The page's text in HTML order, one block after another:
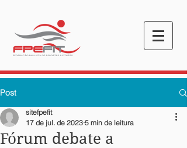
Post
Fórum debate a
sitefpefit
17 de jul. de 2023 5 min de leitura